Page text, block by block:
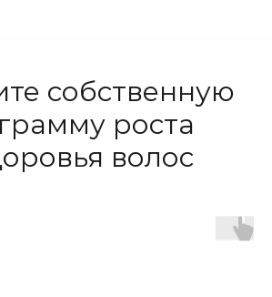
собственную
роста
волос